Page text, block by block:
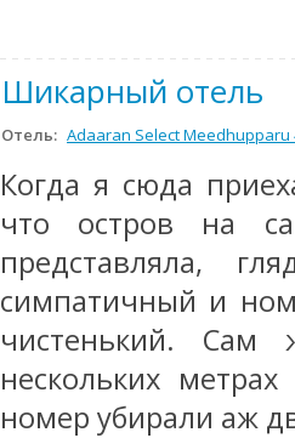
Шикарный отель
Отель: Adaaran Select Meedhupparu
Когда я сюда
что остров на
представляла,
симпатичный и
чистенький. Сам
нескольких
номер убирали аж